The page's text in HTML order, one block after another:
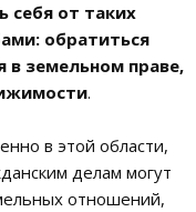
себя от таких
обратиться
земельном праве,
.
в этой области,
делам могут
отношений,